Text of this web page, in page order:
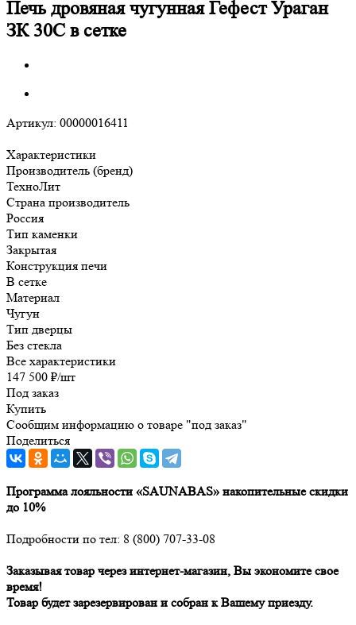
Печь дровяная чугунная Гефест Ураган
ЗК 30С в сетке
Артикул: 00000016411
Характеристики
Производитель (бренд)
ТехноЛит
Страна производитель
Россия
Тип каменки
Закрытая
Конструкция печи
В сетке
Материал
Чугун
Тип дверцы
Без стекла
Все характеристики
147 500 ₽/шт
Под заказ
Купить
Сообщим информацию о товаре "под заказ"
Поделиться
Программа лояльности «SAUNABAS» накопительные скидки
до 10%
Подробности по тел: 8 (800) 707-33-08
Заказывая товар через интернет-магазин, Вы экономите свое
время!
Товар будет зарезервирован и собран к Вашему приезду.